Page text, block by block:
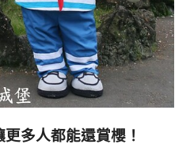
多人都能還賞櫻！